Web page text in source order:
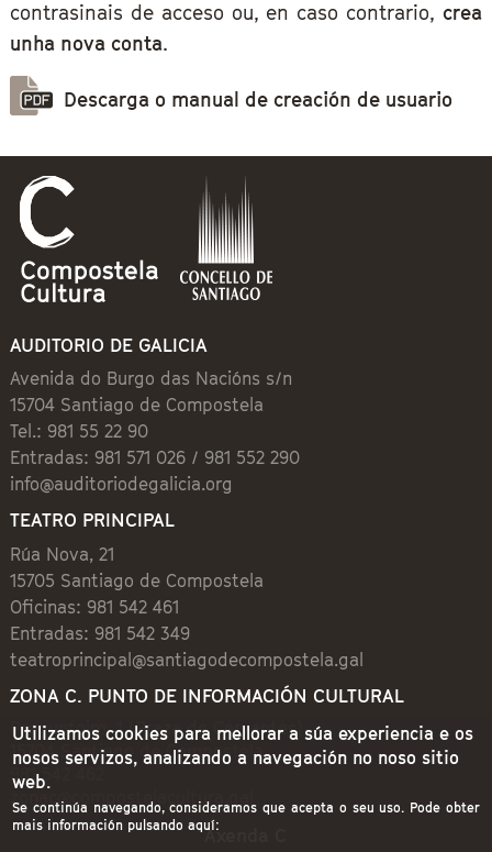
contrasinais de acceso ou, en caso contrario, crea
unha nova conta.
Descarga o manual de creación de usuario
AUDITORIO DE GALICIA
Avenida do Burgo das Nacións s/n
15704 Santiago de Compostela
Tel.: 981 55 22 90
Entradas: 981 571 026 / 981 552 290
info@auditoriodegalicia.org
TEATRO PRINCIPAL
Rúa Nova, 21
15705 Santiago de Compostela
Oficinas: 981 542 461
Entradas: 981 542 349
teatroprincipal@santiagodecompostela.gal
ZONA C. PUNTO DE INFORMACIÓN CULTURAL
Preguntoiro, 1 (Praza de Cervantes)
15704 Santiago de Compostela
981 542 462
zonac@compostelacultura.gal
Axenda C
Utilizamos cookies para mellorar a súa experiencia e os
nosos servizos, analizando a navegación no noso sitio
web.
Se continúa navegando, consideramos que acepta o seu uso. Pode obter
mais información pulsando aquí: